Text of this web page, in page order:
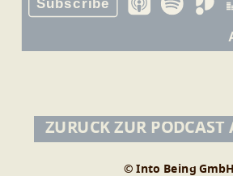
© Into Being GmbH